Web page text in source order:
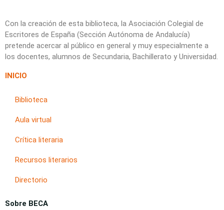
Con la creación de esta biblioteca, la Asociación Colegial de
Escritores de España (Sección Autónoma de Andalucía)
pretende acercar al público en general y muy especialmente a
los docentes, alumnos de Secundaria, Bachillerato y Universidad.
INICIO
Biblioteca
Aula virtual
Crítica literaria
Recursos literarios
Directorio
Sobre BECA